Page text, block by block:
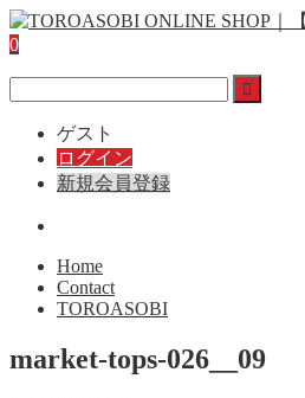
0
ゲスト
ログイン
新規会員登録
Home
Contact
TOROASOBI
market-tops-026__09